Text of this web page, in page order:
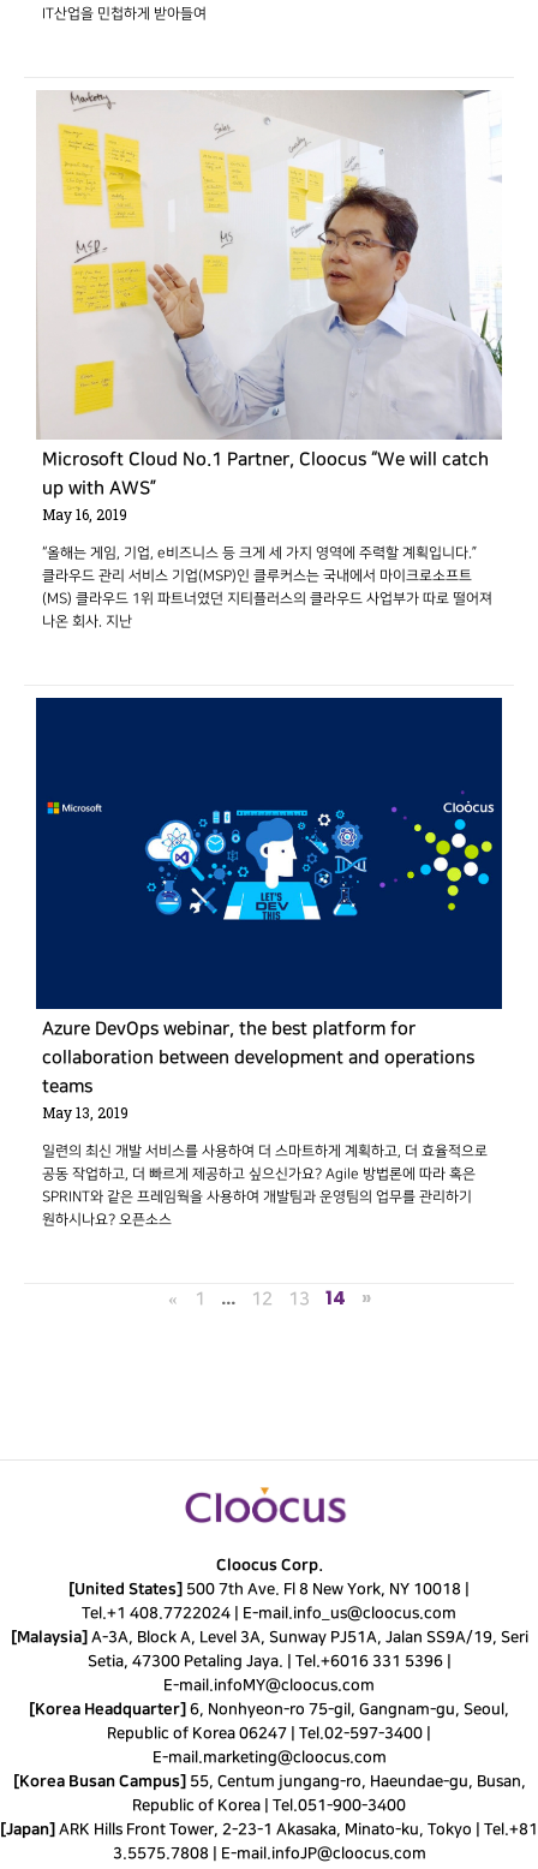
IT산업을 민첩하게 받아들여
Microsoft Cloud No.1 Partner, Cloocus “We will catch
up with AWS”
May 16, 2019
“올해는 게임, 기업, e비즈니스 등 크게 세 가지 영역에 주력할 계획입니다.”
클라우드 관리 서비스 기업(MSP)인 클루커스는 국내에서 마이크로소프트
(MS) 클라우드 1위 파트너였던 지티플러스의 클라우드 사업부가 따로 떨어져
나온 회사. 지난
Azure DevOps webinar, the best platform for
collaboration between development and operations
teams
May 13, 2019
일련의 최신 개발 서비스를 사용하여 더 스마트하게 계획하고, 더 효율적으로
공동 작업하고, 더 빠르게 제공하고 싶으신가요? Agile 방법론에 따라 혹은
SPRINT와 같은 프레임웍을 사용하여 개발팀과 운영팀의 업무를 관리하기
원하시나요? 오픈소스
« 1 … 12 13 14 »
Cloocus Corp.
[United States] 500 7th Ave. Fl 8 New York, NY 10018 |
Tel.+1 408.7722024 E-mail. info_us@cloocus.com
[Malaysia] A-3A, Block A, Level 3A, Sunway PJ51A, Jalan SS9A/19, Seri
Setia, 47300 Petaling Jaya. | Tel. +6016 331 5396|
E-mail. infoMY@cloocus.com
[Korea Headquarter] 6, Nonhyeon-ro 75-gil, Gangnam-gu, Seoul,
Republic of Korea 06247 | Tel.02-597-3400
E-mail. marketing@cloocus.com
[Korea Busan Campus] 55, Centum jungang-ro, Haeundae-gu, Busan,
Republic of Korea | Tel.051-900-3400
[Japan] ARK Hills Front Tower, 2-23-1 Akasaka, Minato-ku, Tokyo | Tel.+81
3.5575.7808 | E-mail. infoJP@cloocus.com